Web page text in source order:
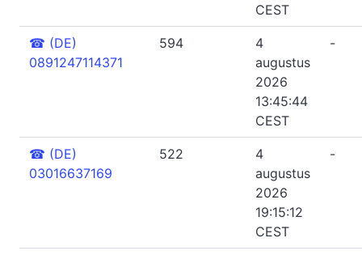
CEST
☎ (DE)
0891247114371
594
4
augustus
2026
13:45:44
CEST
-
☎ (DE)
03016637169
522
4
augustus
2026
19:15:12
CEST
-